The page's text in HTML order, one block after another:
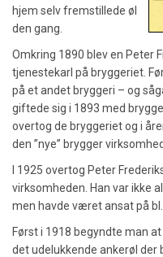
hjem selv fremstillede øl
den gang.
Omkring 1890 blev en Peter
tjenestekarl på bryggeriet.
på et andet bryggeri – og
giftede sig i 1893 med
overtog de bryggeriet og i
den ”nye” brygger
I 1925 overtog Peter
virksomheden. Han var ikke
men havde været ansat på
Først i 1918 begyndte man
det udelukkende ankerøl der